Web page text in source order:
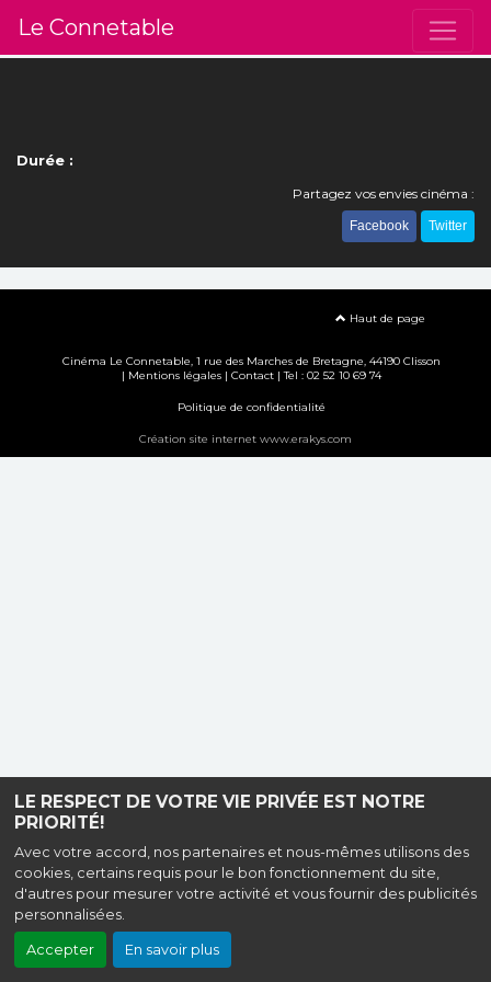
LE RESPECT DE VOTRE VIE PRIVÉE EST NOTRE
PRIORITÉ!
Avec votre accord, nos partenaires et nous-mêmes utilisons des
cookies, certains requis pour le bon fonctionnement du site,
d'autres pour mesurer votre activité et vous fournir des publicités
personnalisées.
Accepter En savoir plus
Le Connetable
Durée :
Partagez vos envies cinéma :
Facebook Twitter
Haut de page
Cinéma Le Connetable, 1 rue des Marches de Bretagne, 44190 Clisson
| Mentions légales| Contact| Tel : 02 52 10 69 74
Politique de confidentialité
Création site internet www.erakys.com